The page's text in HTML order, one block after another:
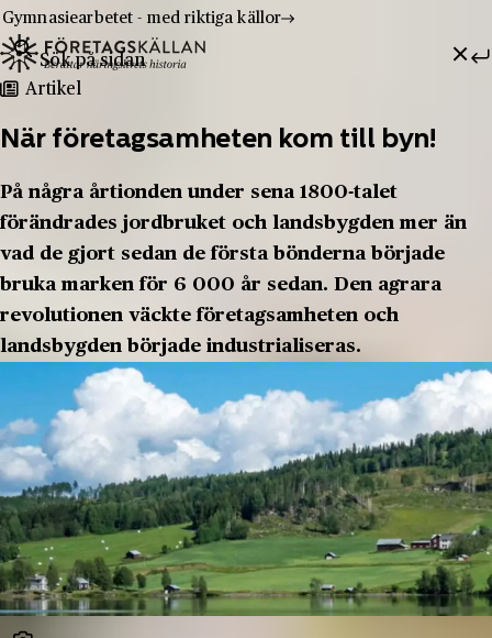
Hoppa till innehåll
Till innehåll
Gymnasiearbetet - med riktiga källor
Sök efter:
Artikel
När företagsamheten kom till byn!
På några årtionden under sena 1800-talet
förändrades jordbruket och landsbygden mer än
vad de gjort sedan de första bönderna började
bruka marken för 6 000 år sedan. Den agrara
revolutionen väckte företagsamheten och
landsbygden började industrialiseras.